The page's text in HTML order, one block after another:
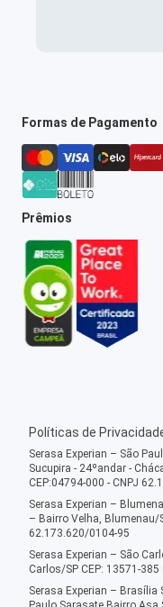
Formas de Pagamento
Prêmios
Políticas de
Serasa Experian – São
Sucupira - 24ºandar -
CEP:04794-000 - CNPJ
Serasa Experian –
– Bairro Velha, Blumenau/
62.173.620/0104-95
Serasa Experian – São
Carlos/SP CEP: 13571-
Serasa Experian – Brasília